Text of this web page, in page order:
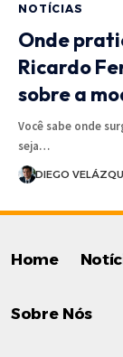
NOTÍCIAS
Onde
Ricardo
sobre a
Você sabe onde
seja…
DIEGO
Home
Sobre Nós